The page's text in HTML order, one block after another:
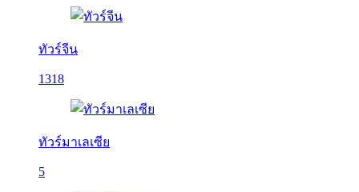
ทัวร์จีน
1318
ทัวร์มาเลเซีย
5